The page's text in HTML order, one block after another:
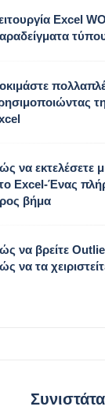
Excel
να εκτελέσετε
Excel-Ένας
βήμα
να βρείτε
να τα